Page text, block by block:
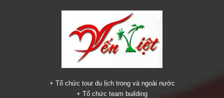
+ Tổ chức tour du lịch trong và ngoài nước
+ Tổ chức team building